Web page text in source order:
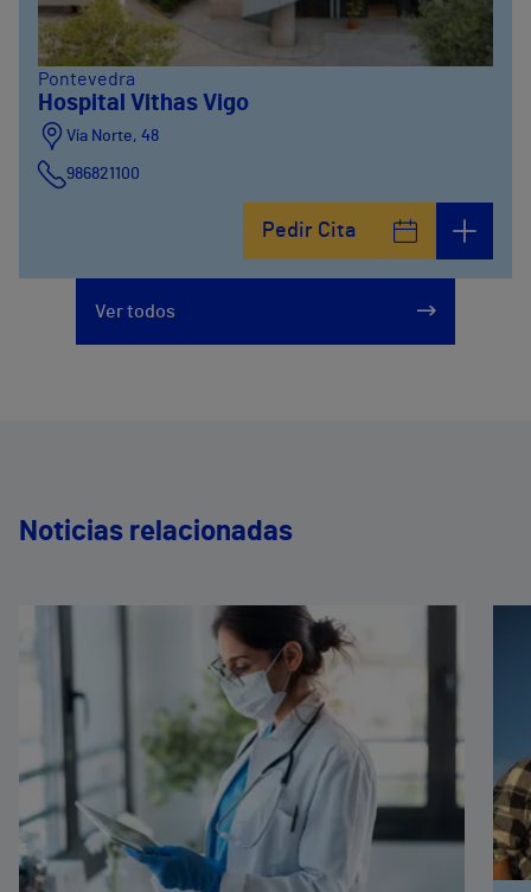
Pontevedra
Hospital Vithas Vigo
Vía Norte, 48
986821100
Pedir Cita
Ver todos
Noticias relacionadas